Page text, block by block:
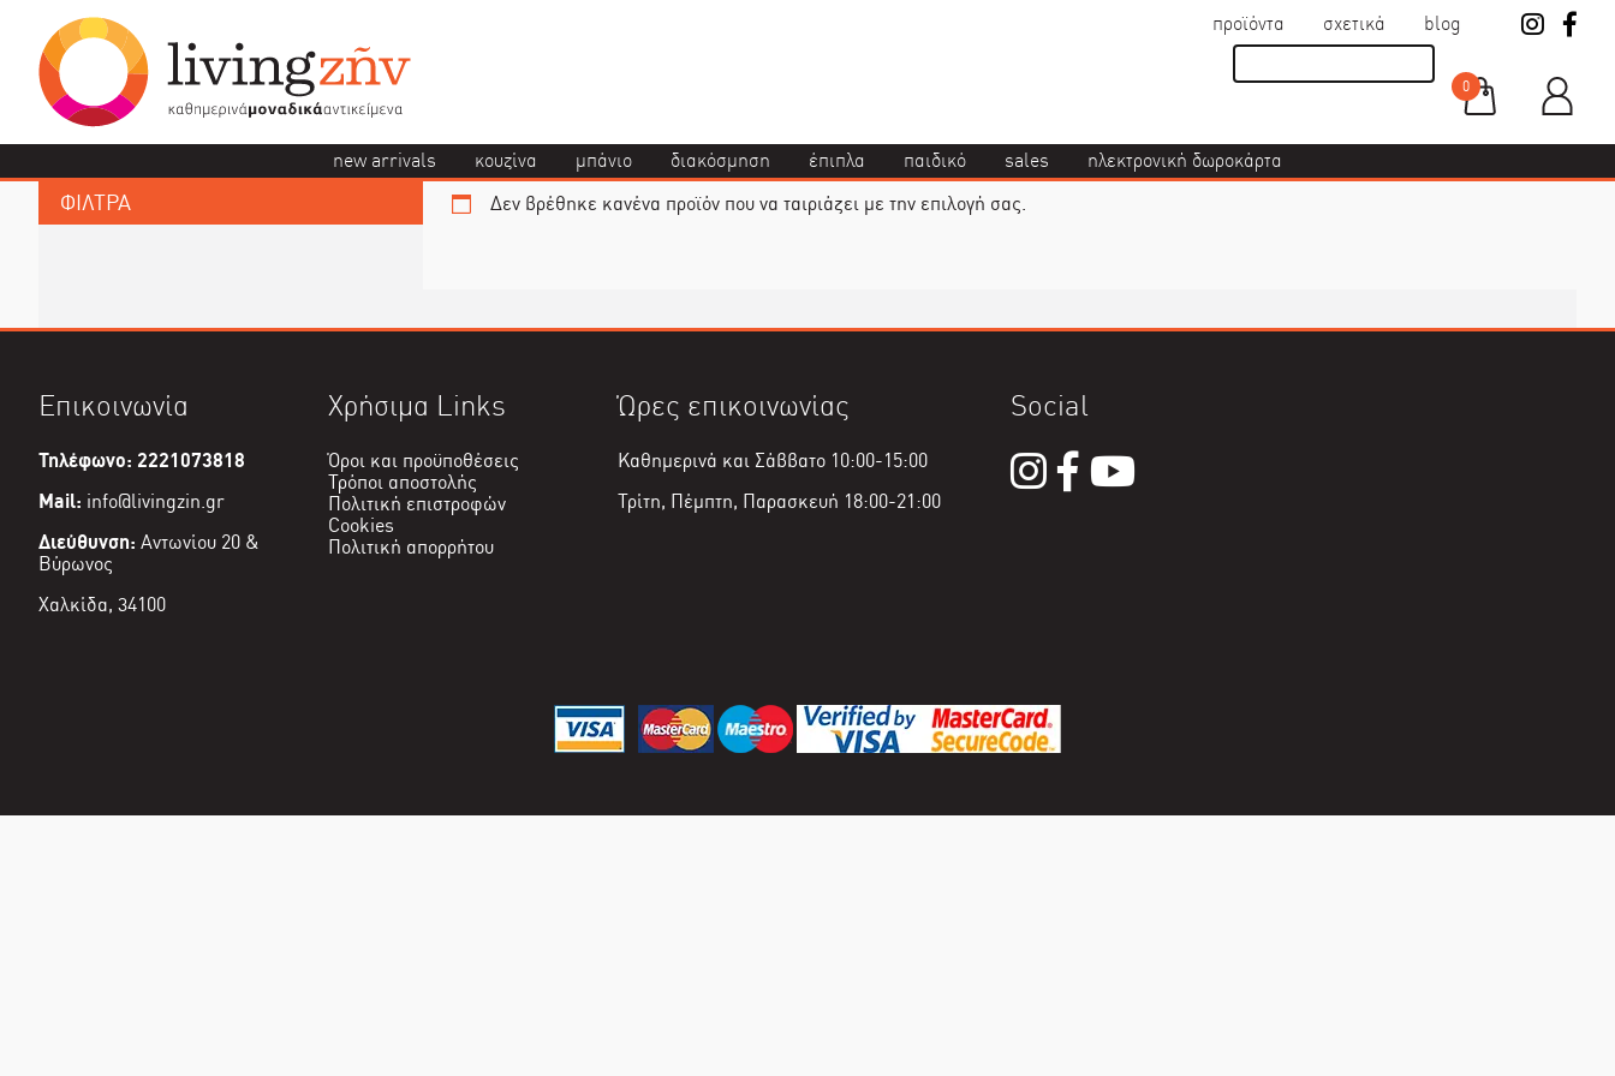
προϊόντα σχετικά blog
0
new arrivals κουζίνα μπάνιο διακόσμηση έπιπλα παιδικό sales ηλεκτρονική δωροκάρτα
ΦΙΛΤΡΑ Δεν βρέθηκε κανένα προϊόν που να ταιριάζει με την επιλογή σας.
Επικοινωνία
Τηλέφωνο: 2221073818
Mail: info@livingzin.gr
Διεύθυνση: Αντωνίου 20 &
Βύρωνος
Χαλκίδα, 34100
Χρήσιμα Links
Όροι και προϋποθέσεις
Τρόποι αποστολής
Πολιτική επιστροφών
Cookies
Πολιτική απορρήτου
Ώρες επικοινωνίας
Καθημερινά και Σάββατο 10:00-15:00
Τρίτη, Πέμπτη, Παρασκευή 18:00-21:00
Social